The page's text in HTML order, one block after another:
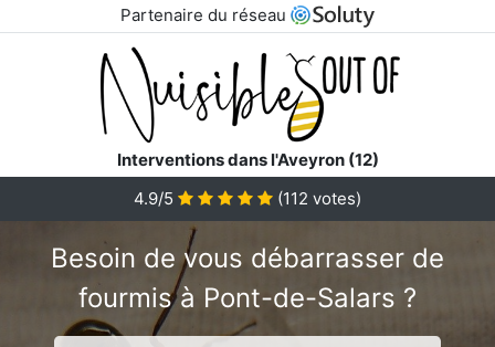
Partenaire du réseau
Interventions dans l'Aveyron (12)
4.9/5 (112 votes)
Besoin de vous débarrasser de
fourmis à Pont-de-Salars ?